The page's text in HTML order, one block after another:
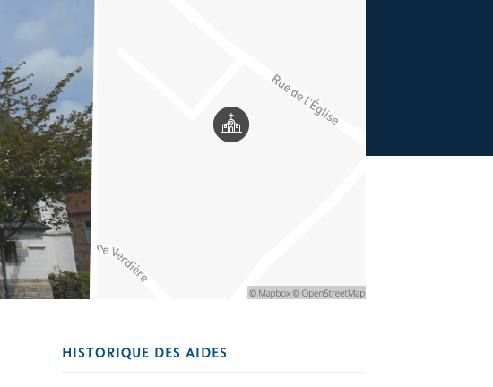
HISTORIQUE DES AIDES